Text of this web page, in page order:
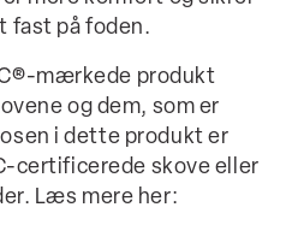
fast på foden.
mærkede produkt
og dem, som er
i dette produkt er
certificerede skove eller
Læs mere her: